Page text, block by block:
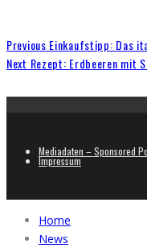
Previous Einkaufstipp: Das
Next Rezept: Erdbeeren mit
Mediadaten – Sponsored
Impressum
Home
News